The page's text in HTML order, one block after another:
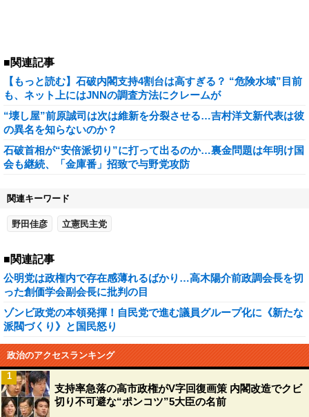
■関連記事
【もっと読む】石破内閣支持4割台は高すぎる？ “危険水域”目前
も、ネット上にはJNNの調査方法にクレームが
“壊し屋”前原誠司は次は維新を分裂させる…吉村洋文新代表は彼
の異名を知らないのか？
石破首相が“安倍派切り”に打って出るのか…裏金問題は年明け国
会も継続、「金庫番」招致で与野党攻防
関連キーワード
野田佳彦 立憲民主党
■関連記事
公明党は政権内で存在感薄れるばかり…高木陽介前政調会長を切
った創価学会副会長に批判の目
ゾンビ政党の本領発揮！自民党で進む議員グループ化に《新たな
派閥づくり》と国民怒り
政治のアクセスランキング
支持率急落の高市政権がV字回復画策 内閣改造でクビ
切り不可避な“ポンコツ”5大臣の名前
1